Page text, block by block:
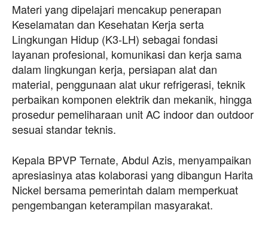
Materi yang dipelajari mencakup penerapan
Keselamatan dan Kesehatan Kerja serta
Lingkungan Hidup (K3-LH) sebagai fondasi
layanan profesional, komunikasi dan kerja sama
dalam lingkungan kerja, persiapan alat dan
material, penggunaan alat ukur refrigerasi, teknik
perbaikan komponen elektrik dan mekanik, hingga
prosedur pemeliharaan unit AC indoor dan outdoor
sesuai standar teknis.
Kepala BPVP Ternate, Abdul Azis, menyampaikan
apresiasinya atas kolaborasi yang dibangun Harita
Nickel bersama pemerintah dalam memperkuat
pengembangan keterampilan masyarakat.